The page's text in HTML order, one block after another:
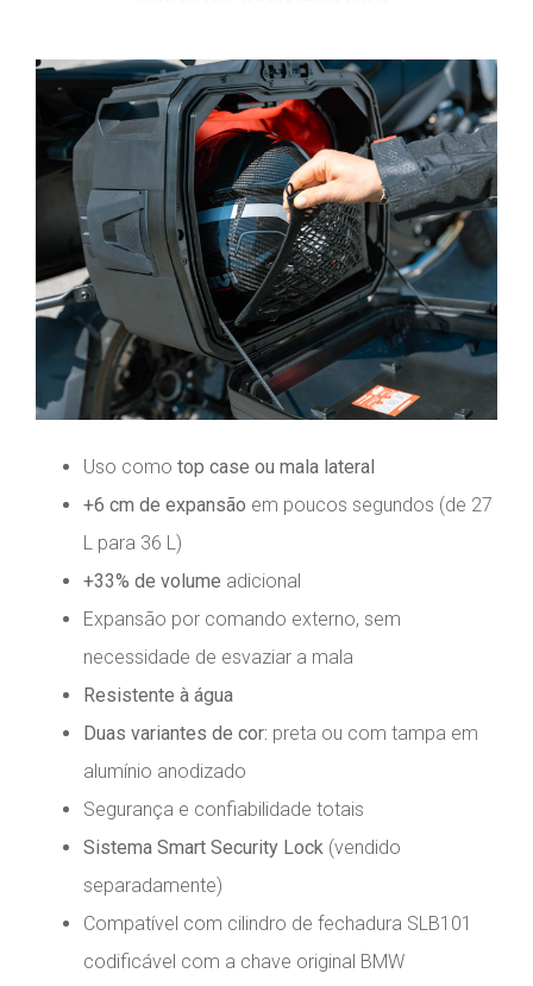
Uso como top case ou mala lateral
+6 cm de expansão em poucos segundos (de 27
L para 36 L)
+33% de volume adicional
Expansão por comando externo, sem
necessidade de esvaziar a mala
Resistente à água
Duas variantes de cor: preta ou com tampa em
alumínio anodizado
Segurança e confiabilidade totais
Sistema Smart Security Lock (vendido
separadamente)
Compatível com cilindro de fechadura SLB101
codificável com a chave original BMW